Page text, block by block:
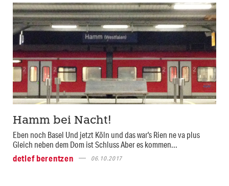
Hamm bei Nacht!
Eben noch Basel Und jetzt Köln und das war's Rien ne va plus
Gleich neben dem Dom ist Schluss Aber es kommen...
detlef berentzen
06.10.2017